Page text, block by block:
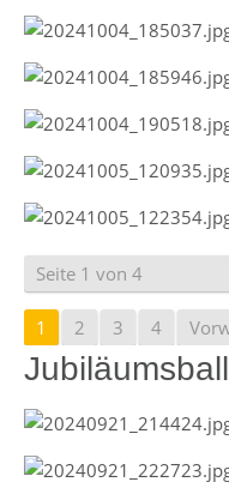
Seite 1 von 4
1 2 3 4